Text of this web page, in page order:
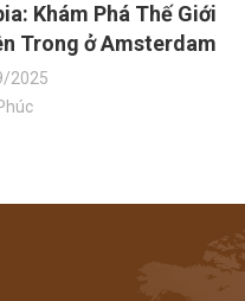
Khám Phá Thế Giới
Trong ở Amsterdam
2025